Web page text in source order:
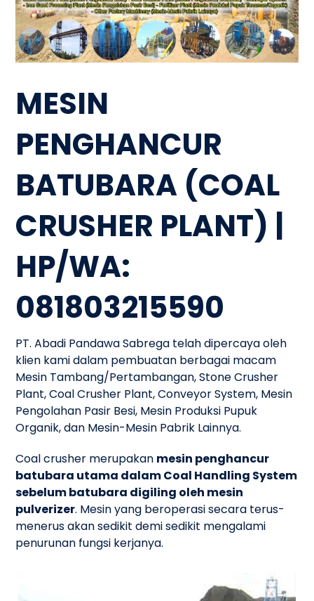
MESIN
PENGHANCUR
BATUBARA (COAL
CRUSHER PLANT) |
HP/WA:
081803215590
PT. Abadi Pandawa Sabrega telah dipercaya oleh
klien kami dalam pembuatan berbagai macam
Mesin Tambang/Pertambangan, Stone Crusher
Plant, Coal Crusher Plant, Conveyor System, Mesin
Pengolahan Pasir Besi, Mesin Produksi Pupuk
Organik, dan Mesin-Mesin Pabrik Lainnya.
Coal crusher merupakan mesin penghancur
batubara utama dalam Coal Handling System
sebelum batubara digiling oleh mesin
pulverizer. Mesin yang beroperasi secara terus-
menerus akan sedikit demi sedikit mengalami
penurunan fungsi kerjanya.